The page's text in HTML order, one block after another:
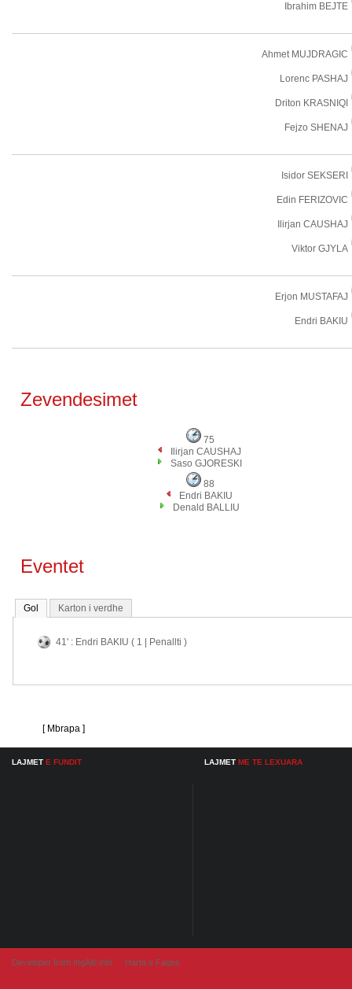
Ibrahim BEJTE
Ahmet MUJDRAGIC
Lorenc PASHAJ
Driton KRASNIQI
Fejzo SHENAJ
Isidor SEKSERI
Edin FERIZOVIC
Ilirjan CAUSHAJ
Viktor GJYLA
Erjon MUSTAFAJ
Endri BAKIU
Zevendesimet
75
Ilirjan CAUSHAJ
Saso GJORESKI
88
Endri BAKIU
Denald BALLIU
Eventet
Gol Karton i verdhe
41' : Endri BAKIU ( 1 | Penallti )
[ Mbrapa ]
LAJMET E FUNDIT LAJMET ME TE LEXUARA
Developer from IngAlb.info Harta e Faqes